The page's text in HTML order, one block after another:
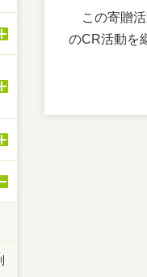
この寄贈
のCR活動を